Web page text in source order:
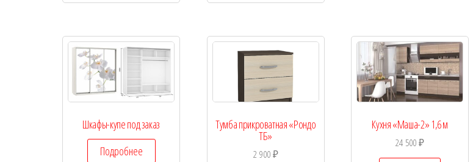
Шкафы-купе под заказ
Подробнее
Тумба прикроватная «Рондо
ТБ»
2 900₽
Кухня «Маша-2» 1,6 м
24 500₽